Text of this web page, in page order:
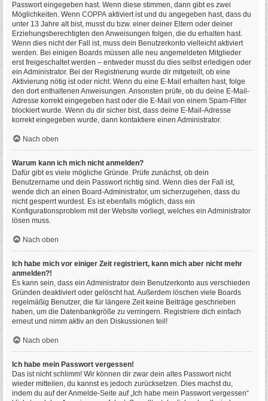
Passwort eingegeben hast. Wenn diese stimmen, dann gibt es zwei
Möglichkeiten. Wenn COPPA aktiviert ist und du angegeben hast, dass du
unter 13 Jahre alt bist, musst du bzw. einer deiner Eltern oder deiner
Erziehungsberechtigten den Anweisungen folgen, die du erhalten hast.
Wenn dies nicht der Fall ist, muss dein Benutzerkonto vielleicht aktiviert
werden. Bei einigen Boards müssen alle neu angemeldeten Mitglieder
erst freigeschaltet werden – entweder musst du dies selbst erledigen oder
ein Administrator. Bei der Registrierung wurde dir mitgeteilt, ob eine
Aktivierung nötig ist oder nicht. Wenn du eine E-Mail erhalten hast, folge
den dort enthaltenen Anweisungen. Ansonsten prüfe, ob du deine E-Mail-
Adresse korrekt eingegeben hast oder die E-Mail von einem Spam-Filter
blockiert wurde. Wenn du dir sicher bist, dass deine E-Mail-Adresse
korrekt eingegeben wurde, dann kontaktiere einen Administrator.
Nach oben
Warum kann ich mich nicht anmelden?
Dafür gibt es viele mögliche Gründe. Prüfe zunächst, ob dein
Benutzername und dein Passwort richtig sind. Wenn dies der Fall ist,
wende dich an einen Board-Administrator, um sicherzugehen, dass du
nicht gesperrt wurdest. Es ist ebenfalls möglich, dass ein
Konfigurationsproblem mit der Website vorliegt, welches ein Administrator
lösen muss.
Nach oben
Ich habe mich vor einiger Zeit registriert, kann mich aber nicht mehr
anmelden?!
Es kann sein, dass ein Administrator dein Benutzerkonto aus verschieden
Gründen deaktiviert oder gelöscht hat. Außerdem löschen viele Boards
regelmäßig Benutzer, die für längere Zeit keine Beiträge geschrieben
haben, um die Datenbankgröße zu verringern. Registriere dich einfach
erneut und nimm aktiv an den Diskussionen teil!
Nach oben
Ich habe mein Passwort vergessen!
Das ist nicht schlimm! Wir können dir zwar dein altes Passwort nicht
wieder mitteilen, du kannst es jedoch zurücksetzen. Dies machst du,
indem du auf der Anmelde-Seite auf „Ich habe mein Passwort vergessen“